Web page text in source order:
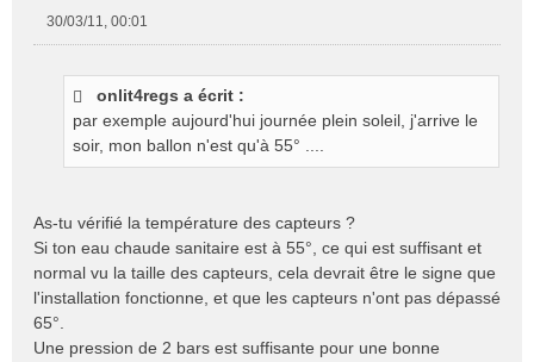
n
l
u
30/03/11, 00:01
onlit4regs a écrit :
par exemple aujourd'hui journée plein soleil, j'arrive le
soir, mon ballon n'est qu'à 55° ....
As-tu vérifié la température des capteurs ?
Si ton eau chaude sanitaire est à 55°, ce qui est suffisant et
normal vu la taille des capteurs, cela devrait être le signe que
l'installation fonctionne, et que les capteurs n'ont pas dépassé
65°.
Une pression de 2 bars est suffisante pour une bonne